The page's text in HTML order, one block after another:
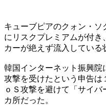
キューブピアのクォン・
にリスクプレミアムが付き
カーが絶えず流入している
韓国インターネット振興院
攻撃を受けたという申告は
ｏＳ攻撃を避けて「サイ
カ所だった。